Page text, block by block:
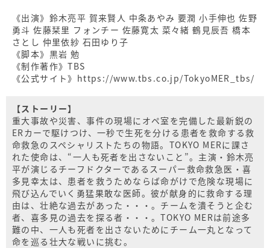
《出演》鈴木亮平 賀来賢人 中条あやみ 要潤 小手伸也 佐野
勇斗 佐藤栞里 フォンチー 佐藤寛太 菜々緒 鶴見辰吾 橋本
さとし 仲里依紗 石田ゆり子
《脚本》黒岩 勉
《制作著作》TBS
《公式サイト》https://www.tbs.co.jp/TokyoMER_tbs/
【ストーリー】
重大事故や災害、事件の現場にオペ室を完備した最新鋭の
ERカーで駆けつけ、一秒で生死を分ける患者を救命する救
命救急のスペシャリストたちの物語。TOKYO MERに課さ
れた使命は、“一人も死者を出さないこと”。主演・鈴木亮
平が演じるチーフドクターであるスーパー救命救急医・喜
多見幸太は、患者を救うためならば命がけで危険な現場に
飛び込んでいく勇猛果敢な医師。彼が献身的に救命する理
由は、壮絶な過去があった・・・。チームを潰そうと企む
者、喜多見の過去を探る者・・・。TOKYO MERは前途多
難の中、一人も死者を出さないためにチーム一丸となって
命を巡る壮大な戦いに挑む。